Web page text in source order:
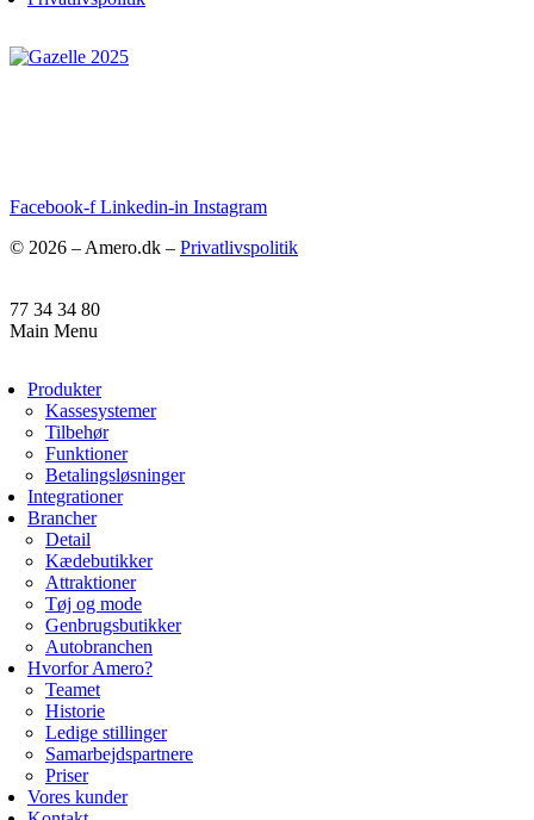
Facebook-f Linkedin-in Instagram
© 2026 – Amero.dk – Privatlivspolitik
77 34 34 80
Main Menu
Produkter
Kassesystemer
Tilbehør
Funktioner
Betalingsløsninger
Integrationer
Brancher
Detail
Kædebutikker
Attraktioner
Tøj og mode
Genbrugsbutikker
Autobranchen
Hvorfor Amero?
Teamet
Historie
Ledige stillinger
Samarbejdspartnere
Priser
Vores kunder